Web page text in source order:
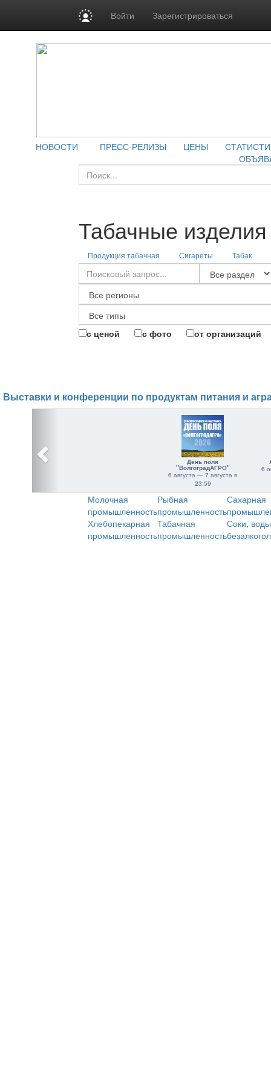
Войти Зарегистрироваться
НОВОСТИ ПРЕСС-РЕЛИЗЫ ЦЕНЫ
Табачные изделия
Продукция табачная Сигареты Табак
с ценой с фото от организаций
Выставки и конференции по продуктам питания и
День поля
"ВолгоградАГРО"
6 августа — 7 августа в
23:59
6
Молочная
промышленность
Рыбная
промышленность
Сахарная
Хлебопекарная
промышленность
Табачная
промышленность
Соки,